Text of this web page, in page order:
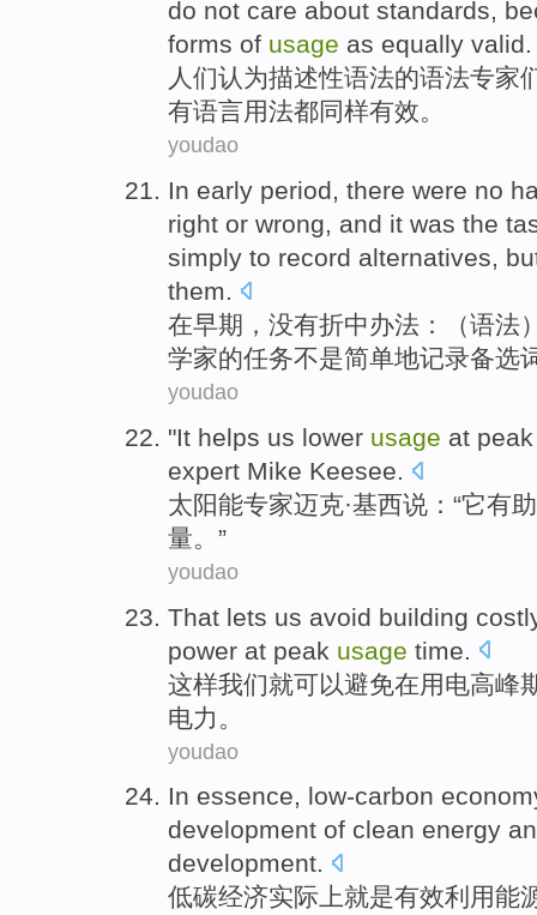
do not care about standards,
forms of usage as equally valid.
人们认为描述性语法的语法专家
有语言用法都同样有效。
youdao
In early period, there were no
right or wrong, and it was the
simply to record alternatives,
them.
在早期 ， 没有折中办法：（语法
学家的任务不是简单地记录备选
youdao
"It helps us lower usage at peak
expert Mike Keesee.
太阳能专家迈克·基西说：“它有
量。”
youdao
That lets us avoid building
power at peak usage time
这样我们就可以避免在用电高峰
电力 。
youdao
In essence, low-carbon
development of clean energy
development.
低碳经济实际上就是有效利用能